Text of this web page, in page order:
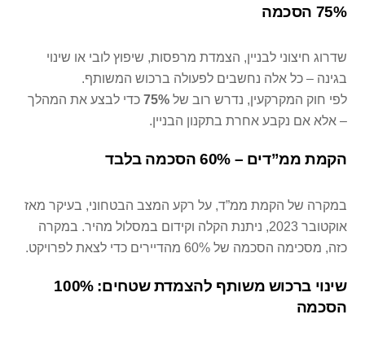
75% הסכמה
שדרוג חיצוני לבניין, הצמדת מרפסות, שיפוץ לובי או שינוי
בגינה – כל אלה נחשבים לפעולה ברכוש המשותף.
לפי חוק המקרקעין, נדרש רוב של75% כדי לבצע את המהלך
– אלא אם נקבע אחרת בתקנון הבניין.
הקמת ממ”דים – 60% הסכמה בלבד
במקרה של הקמת ממ”ד, על רקע המצב הבטחוני, בעיקר מאז
אוקטובר 2023, ניתנת הקלה וקידום במסלול מהיר. במקרה
כזה, מסכימה הסכמה של 60% מהדיירים כדי לצאת לפרויקט.
שינוי ברכוש משותף להצמדת שטחים: 100%
הסכמה